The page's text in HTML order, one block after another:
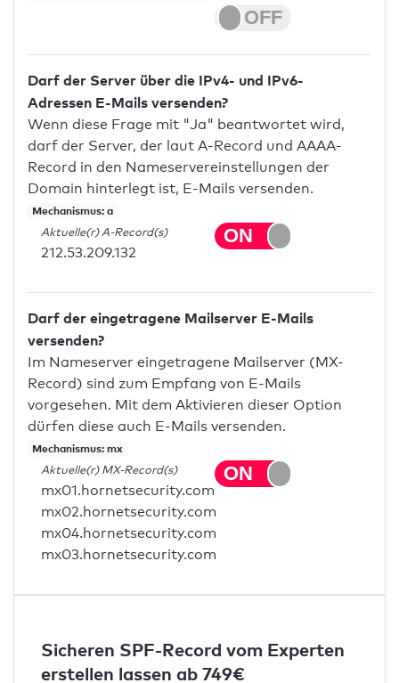
Darf der Server über die IPv4- und IPv6-
Adressen E-Mails versenden?
Wenn diese Frage mit "Ja" beantwortet wird,
darf der Server, der laut A-Record und AAAA-
Record in den Nameservereinstellungen der
Domain hinterlegt ist, E-Mails versenden.
Mechanismus: a
Aktuelle(r) A-Record(s)
212.53.209.132
Darf der eingetragene Mailserver E-Mails
versenden?
Im Nameserver eingetragene Mailserver (MX-
Record) sind zum Empfang von E-Mails
vorgesehen. Mit dem Aktivieren dieser Option
dürfen diese auch E-Mails versenden.
Mechanismus: mx
Aktuelle(r) MX-Record(s)
mx01.hornetsecurity.com
mx02.hornetsecurity.com
mx04.hornetsecurity.com
mx03.hornetsecurity.com
Sicheren SPF-Record vom Experten
erstellen lassen ab 749€